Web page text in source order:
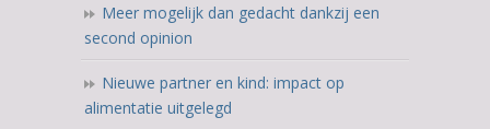
Meer mogelijk dan gedacht dankzij een
second opinion
Nieuwe partner en kind: impact op
alimentatie uitgelegd